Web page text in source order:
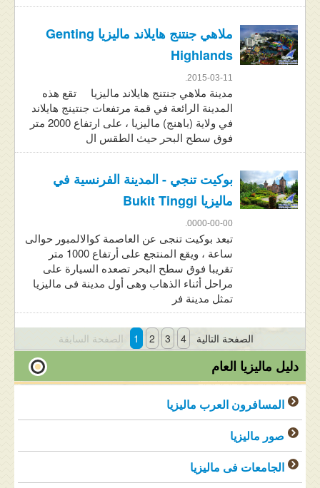
ملاهي جنتنج هايلاند ماليزيا Genting
Highlands
2015-03-11.
مدينة ملاهي جنتنج هايلاند ماليزيا تقع هذه
المدينة الرائعة في قمة مرتفعات جنتينج هايلاند
في ولاية (باهنج) ماليزيا ، على ارتفاع 2000 متر
فوق سطح البحر حيث الطقس ال
بوكيت تنجي - المدينة الفرنسية في
ماليزيا Bukit Tinggi
0000-00-00.
تبعد بوكيت تنجى عن العاصمة كوالالمبور حوالى
ساعة ، ويقع المنتجع على أرتفاع 1000 متر
تقريبا فوق سطح البحر تصعده السيارة على
مراحل أثناء الذهاب وهى أول مدينة فى ماليزيا
تمثل مدينة فر
الصفحة السابقة 1 2 3 4 الصفحة التالية
دليل ماليزيا العام
المسافرون العرب ماليزيا
صور ماليزيا
الجامعات فى ماليزيا